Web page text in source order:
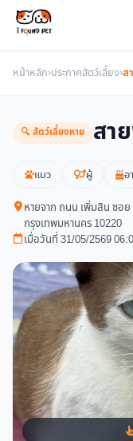
หน้าหลัก›ประกาศสัตว์เลี้ยง›ส
🔍 สัตว์เลี้ยงหาย สา
แมว ผู้ อ
หายจาก ถนน เพิ่มสิน ซอ
กรุงเทพมหานคร 10220
เมื่อวันที่ 31/05/2569